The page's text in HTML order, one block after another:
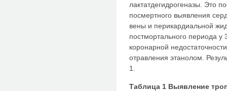
лактатдегидрогеназы. Это
посмертного выявления
вены и перикардиальной
постмортального периода
коронарной
отравления этанолом.
1.
Таблица 1 Выявление